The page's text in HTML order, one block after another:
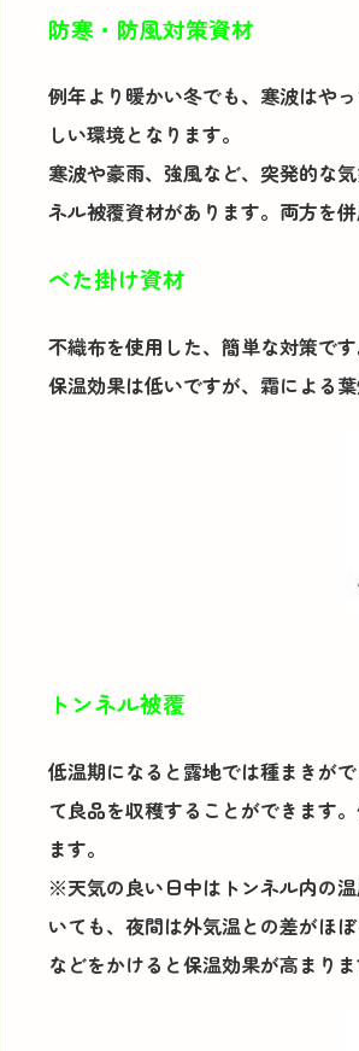
防寒・防風対策資材
例年より暖かい冬でも、寒波はや
しい環境となります。
寒波や豪雨、強風など、突発的な
ネル被覆資材があります。両方を
べた掛け資材
不織布を使用した、簡単な対策で
保温効果は低いですが、霜による
トンネル被覆
低温期になると露地では種まきが
て良品を収穫することができます
ます。
※天気の良い日中はトンネル内の
いても、夜間は外気温との差がほ
などをかけると保温効果が高まりま